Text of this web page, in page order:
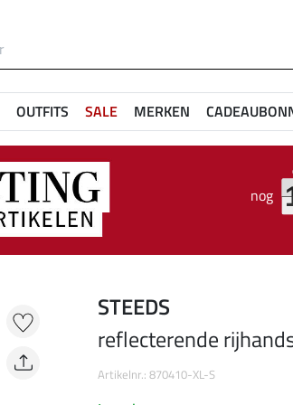
OUTFITS SALE MERKEN
nog
STEEDS
reflecterende
Artikelnr.: 870410-XL-S